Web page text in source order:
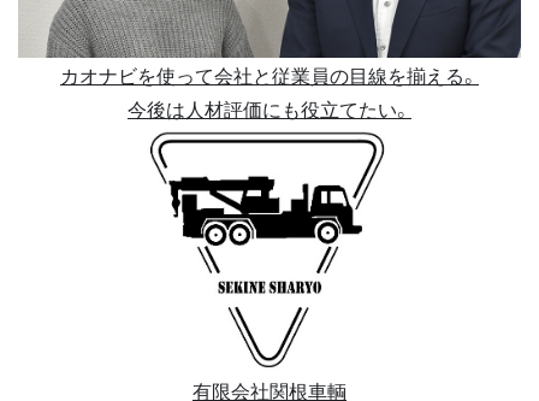
カオナビを使って会社と従業員の目線を揃える。
今後は人材評価にも役立てたい。
有限会社関根車輌